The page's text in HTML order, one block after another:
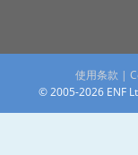
使用条款 |
© 2005-2026 ENF